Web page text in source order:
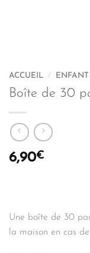
ACCUEIL / ENFANT
Boîte de 30
6,90€
Une boîte de 30
la maison en cas